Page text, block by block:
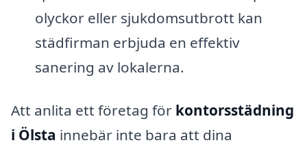
olyckor eller sjukdomsutbrott kan
städfirman erbjuda en effektiv
sanering av lokalerna.
Att anlita ett företag för kontorsstädning
i Ölsta innebär inte bara att dina